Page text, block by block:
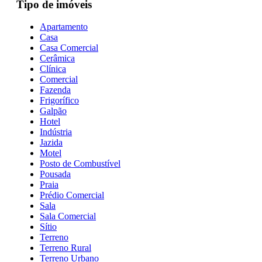
Tipo de imóveis
Apartamento
Casa
Casa Comercial
Cerâmica
Clínica
Comercial
Fazenda
Frigorífico
Galpão
Hotel
Indústria
Jazida
Motel
Posto de Combustível
Pousada
Praia
Prédio Comercial
Sala
Sala Comercial
Sítio
Terreno
Terreno Rural
Terreno Urbano